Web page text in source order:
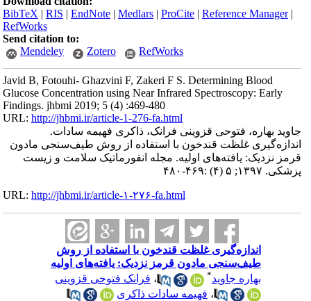
BibTeX |RIS |EndNote |Medlars |ProCite |Reference Manager
RefWorks
Send citation to:
Mendeley
Zotero RefWorks
Javid B, Fotouhi- Ghazvini F, Zakeri F S. Determining Blood
Glucose Concentration using Near Infrared Spectroscopy: Early
Findings. jhbmi 2019; 5 (4) :469-480
URL:http://jhbmi.ir/article-1-276-fa.html
جاوید بهاره، فتوحی قزوینی فرانک، ذاکری فهیمه سادات.
اندازه‌گیری غلظت قند‌خون با استفاده از روش طیف‌سنجی مادون
قرمز نزدیک: یافته‌های اولیه. مجله انفورماتیک سلامت و زیست
پزشکی. ۱۳۹۷; ۵ (۴) :۴۶۹-۴۸۰
URL:http://jhbmi.ir/article-۱-۲۷۶-fa.html
اندازه‌گیری غلظت قند‌خون با استفاده از روش
طیف‌سنجی مادون قرمز نزدیک: یافته‌های اولیه
بهاره جاوید * ،فرانک فتوحی قزوینی
،فهیمه سادات ذاکری